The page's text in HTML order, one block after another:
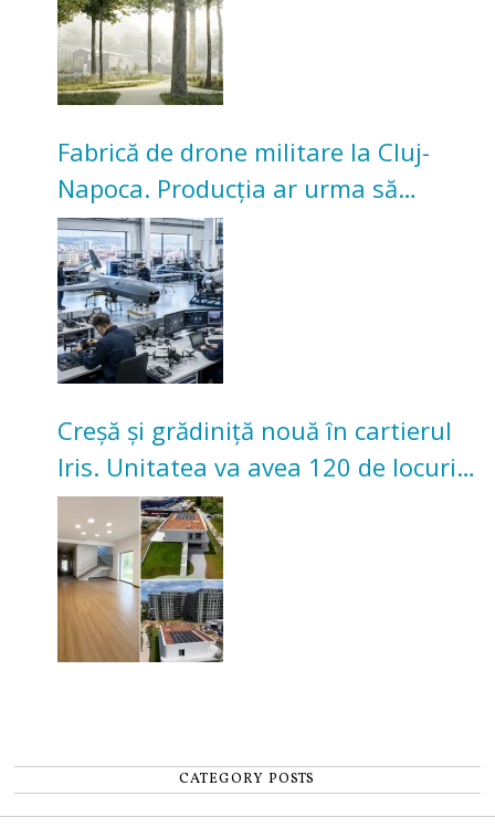
Fabrică de drone militare la Cluj-
Napoca. Producția ar urma să
înceapă în toamna acestui an
Creșă și grădiniță nouă în cartierul
Iris. Unitatea va avea 120 de locuri
pentru copii
CATEGORY POSTS